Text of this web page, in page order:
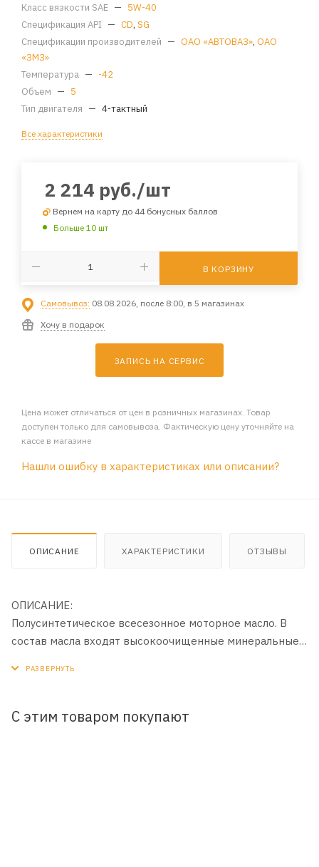
Класс вязкости SAE — 5W-40
Спецификация API — CD, SG
Спецификации производителей — ОАО «АВТОВАЗ», ОАО
«ЗМЗ»
Температура — -42
Объем — 5
Тип двигателя — 4-тактный
Все характеристики
2 214 руб./шт
Вернем на карту до 44 бонусных баллов
Больше 10 шт
В КОРЗИНУ
Самовывоз: 08.08.2026, после 8:00, в 5 магазинах
Хочу в подарок
ЗАПИСЬ НА СЕРВИС
Цена может отличаться от цен в розничных магазинах. Товар
доступен только для самовывоза. Фактическую цену уточняйте на
кассе в магазине
Нашли ошибку в характеристиках или описании?
ОПИСАНИЕ ХАРАКТЕРИСТИКИ ОТЗЫВЫ
ОПИСАНИЕ:
Полусинтетическое всесезонное моторное масло. В
состав масла входят высокоочищенные минеральные
С этим товаром покупают